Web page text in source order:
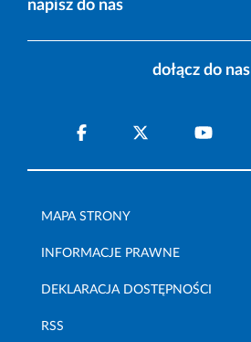
napisz do nas
dołącz do nas
MAPA STRONY
INFORMACJE PRAWNE
DEKLARACJA DOSTĘPNOŚCI
RSS